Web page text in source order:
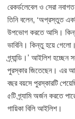
রেকর্ডলেবেল ও সেরা
তিনি বলেন, ‘অপ্রস্তুত
উপভোগ করতে আসি। কিন্তু
ভাবিনি। কিন্তু হয়ে
গ্র্যান্ডি।’ আইলিশ হচ্ছেন
পুরস্কার জিতেছেন। এর
বছর বয়সে পুরস্কারটি
৫টি গ্র্যামি অর্জন করতে
গায়িকা বিলি আইলিশ।